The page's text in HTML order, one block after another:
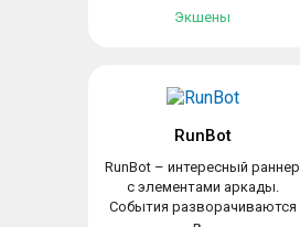
Экшены
RunBot
RunBot – интересный раннер
с элементами аркады.
События разворачиваются